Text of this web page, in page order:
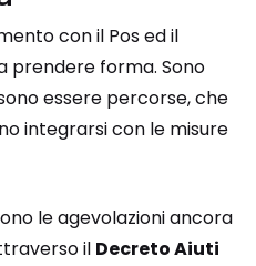
con il Pos ed il
prendere forma. Sono
essere percorse, che
integrarsi con le misure
le agevolazioni ancora
il Decreto Aiuti